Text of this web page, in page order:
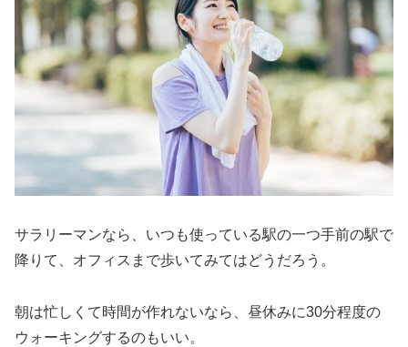
サラリーマンなら、いつも使っている駅の一つ手前の駅で
降りて、オフィスまで歩いてみてはどうだろう。
朝は忙しくて時間が作れないなら、昼休みに30分程度の
ウォーキングするのもいい。